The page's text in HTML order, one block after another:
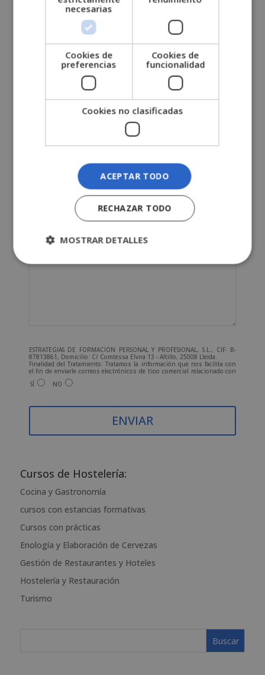
Nombre (*)
Apellidos (*)
Tu correo electrónico (*)
Indícanos en qué curso estás interesado (*)
ESTRATEGIAS DE FORMACIÓN PERSONAL Y PROFESIONAL, S.L., CIF: B-
87813861, Domicilio: C/ Comtessa Elvira 13 - Altillo, 25008 Lleida.
Finalidad del Tratamiento: Tratamos la información que nos facilita con
el fin de enviarle correos electrónicos de tipo comercial relacionado con
los productos ofrecidos y otros tipo de productos que fueran de su
interés.
suficientemente, dirigiéndose a la dirección admin@grupoesneca.com.
Desea recibir información comercial (vía telefónica y/o email):
SÍ NO
t
r
n
a
i
v
e
Cursos de Hostelería:
Cocina y Gastronomía
cursos con estancias formativas
Cursos con prácticas
Enología y Elaboración de Cervezas
Gestión de Restaurantes y Hoteles
Hostelería y Restauración
Turismo
necesarias
Cookies de
preferencias
Cookies de
funcionalidad
Cookies no clasificadas
ACEPTAR TODO
RECHAZAR TODO
MOSTRAR DETALLES